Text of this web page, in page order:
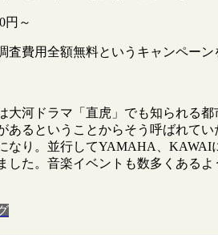
円～
査費用全額無料というキャンペー
大河ドラマ「直虎」でも知られる
あるということからそう呼ばれて
なり。並行してYAMAHA、
した。音楽イベントも数多くある